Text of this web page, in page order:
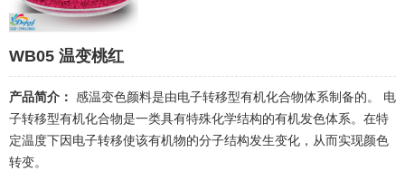
WB05 温变桃红
产品简介： 感温变色颜料是由电子转移型有机化合物体系制备的。 电
子转移型有机化合物是一类具有特殊化学结构的有机发色体系。在特
定温度下因电子转移使该有机物的分子结构发生变化，从而实现颜色
转变。